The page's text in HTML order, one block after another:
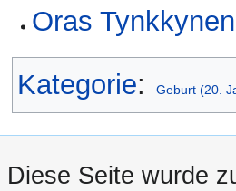
Oras Tynkkynen
Kategorie: Geburt (20.
Diese Seite wurde